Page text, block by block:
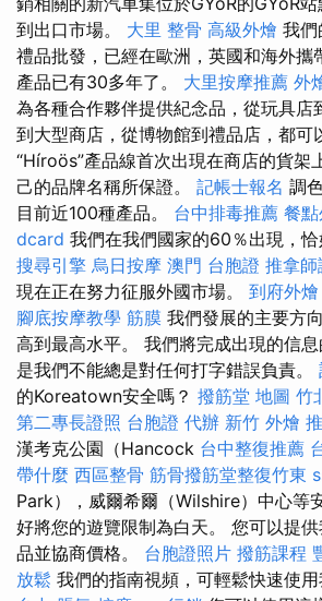
到出口市場。 大里 整骨 高級外燴 我們
禮品批發，已經在歐洲，英國和海外攜
產品已有30多年了。 大里按摩推薦 外
為各種合作夥伴提供紀念品，從玩具店
到大型商店，從博物館到禮品店，都可
“Híroös”產品線首次出現在商店的貨架
己的品牌名稱所保證。 記帳士報名 調
目前近100種產品。 台中排毒推薦 餐
dcard 我們在我們國家的60％出現，恰
搜尋引擎 烏日按摩 澳門 台胞證 推拿師
現在正在努力征服外國市場。 到府外燴
腳底按摩教學 筋膜 我們發展的主要方
高到最高水平。 我們將完成出現的信
是我們不能總是對任何打字錯誤負責。
的Koreatown安全嗎？ 撥筋堂 地圖 竹
第二專長證照 台胞證 代辦 新竹 外燴
漢考克公園（Hancock 台中整復推薦
帶什麼 西區整骨 筋骨撥筋堂整復竹東
Park），威爾希爾（Wilshire）中心等
好將您的遊覽限制為白天。 您可以提
品並協商價格。 台胞證照片 撥筋課程
放鬆 我們的指南視頻，可輕鬆快速使用